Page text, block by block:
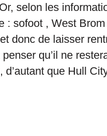
selon les
: sofoot , West
donc de laisser
qu’il ne
d’autant que Hull